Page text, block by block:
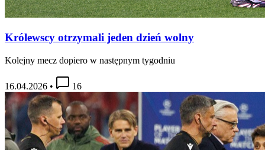
Królewscy otrzymali jeden dzień wolny
Kolejny mecz dopiero w następnym tygodniu
16.04.2026 • 16